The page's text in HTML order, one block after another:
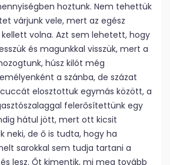
hoztunk. Nem tehettük
várjunk vele, mert az egész
volna. Azt sem lehetett, hogy
és magunkkal visszük, mert a
húsz kilót még
a szánba, de százat
elosztottuk egymás között, a
felerősítettünk egy
hátul jött, mert ott kicsit
neki, de ő is tudta, hogy ha
sarokkal sem tudja tartani a
lesz. Őt kimentik, mi meg tovább